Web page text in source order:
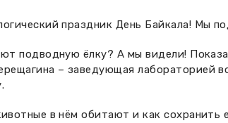
праздник День Байкала! Мы
подводную ёлку? А мы видели!
– заведующая лабораторией
в нём обитают и как сохранить